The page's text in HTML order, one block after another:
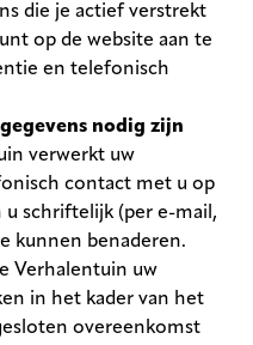
die je actief verstrekt
op de website aan te
en telefonisch
nodig zijn
verwerkt uw
contact met u op
schriftelijk (per e-mail,
kunnen benaderen.
Verhalentuin uw
in het kader van het
overeenkomst